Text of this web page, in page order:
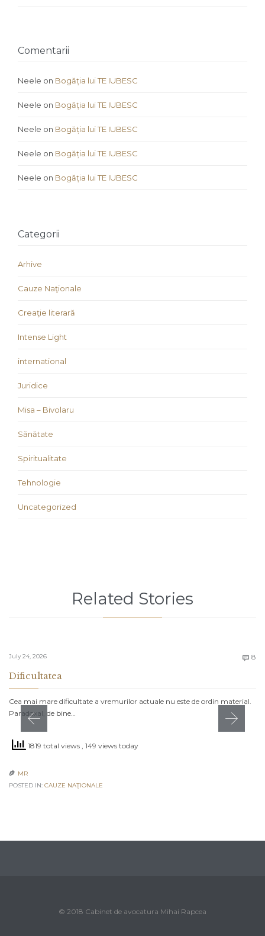
Comentarii
Neele on Bogăția lui TE IUBESC
Neele on Bogăția lui TE IUBESC
Neele on Bogăția lui TE IUBESC
Neele on Bogăția lui TE IUBESC
Neele on Bogăția lui TE IUBESC
Categorii
Arhive
Cauze Naţionale
Creaţie literară
Intense Light
international
Juridice
Misa – Bivolaru
Sănătate
Spiritualitate
Tehnologie
Uncategorized
Related Stories
July 24, 2026  8
Dificultatea
Cea mai mare dificultate a vremurilor actuale nu este de ordin material.
Paradoxal, de bine…
1819 total views , 149 views today
 MR
POSTED IN: CAUZE NAŢIONALE
© 2018 Cabinet de avocatura Mihai Rapcea